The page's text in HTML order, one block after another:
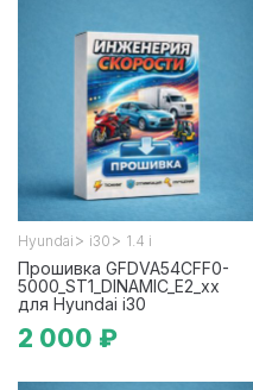
Hyundai > i30 > 1.4 i
Прошивка GFDVA54CFF0-
5000_ST1_DINAMIC_E2_xx
для Hyundai i30
2 000 ₽